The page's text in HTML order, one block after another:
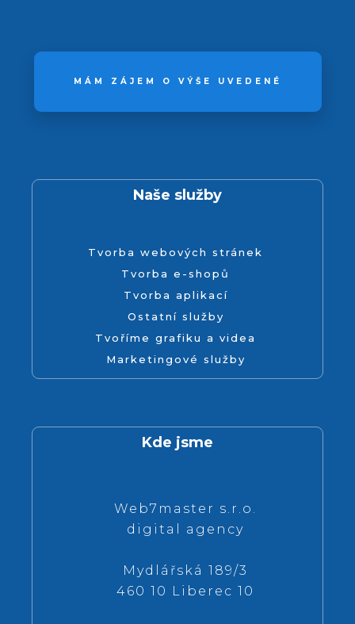
MÁM ZÁJEM O VÝŠE UVEDENÉ
Naše služby
Tvorba webových stránek
Tvorba e-shopů
Tvorba aplikací
Ostatní služby
Tvoříme grafiku a videa
Marketingové služby
Kde jsme
Web7master s.r.o.
digital agency
Mydlářská 189/3
460 10 Liberec 10